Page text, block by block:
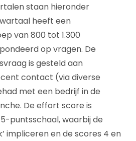
staan hieronder
heeft een
van 800 tot 1.300
op vragen. De
is gesteld aan
contact (via diverse
met een bedrijf in de
De effort score is
puntsschaal, waarbij de
impliceren en de scores 4 en